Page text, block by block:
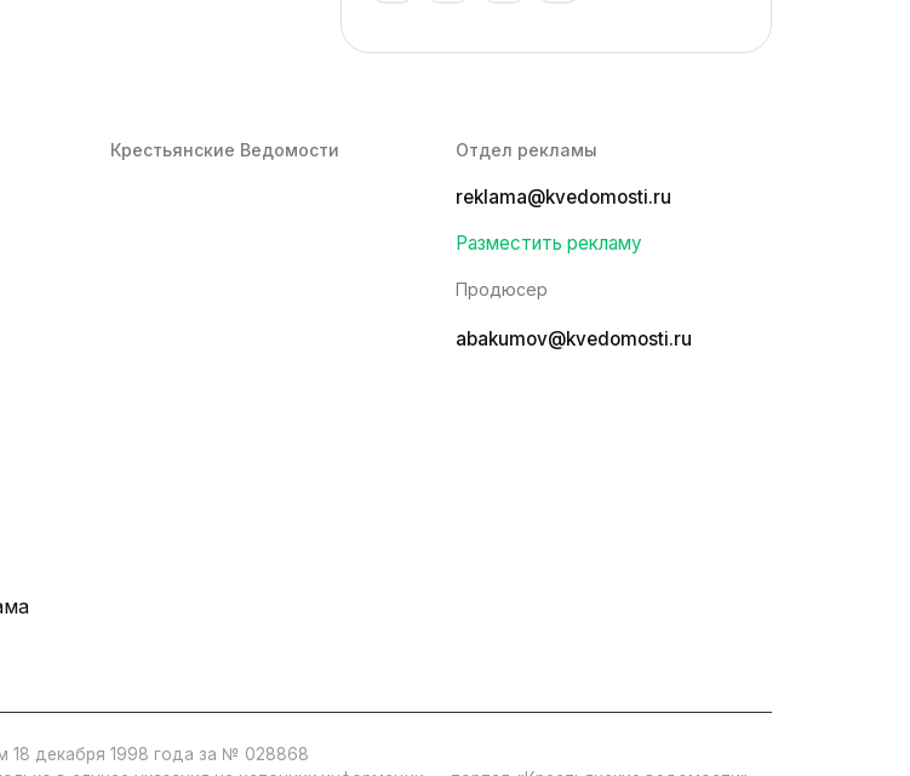
Крестьянские Ведомости Отдел рекламы
reklama@kvedomosti.ru
Разместить рекламу
Продюсер
abakumov@kvedomosti.ru
18 декабря 1998 года за № 028868